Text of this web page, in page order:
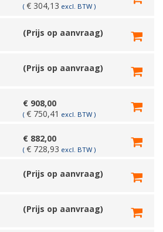
(€ 304,13 excl. BTW )
(Prijs op aanvraag)
(Prijs op aanvraag)
€ 908,00
(€ 750,41 excl. BTW )
€ 882,00
(€ 728,93 excl. BTW )
(Prijs op aanvraag)
(Prijs op aanvraag)